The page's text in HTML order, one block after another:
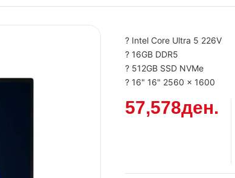
? Intel Core Ultra 5 226V
? 16GB DDR5
? 512GB SSD NVMe
? 16" 16" 2560 x 1600
57,578ден.